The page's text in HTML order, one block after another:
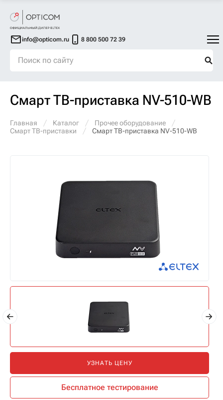
info@opticom.ru 8 800 500 72 39
Смарт ТВ-приставка NV-510-WB
Главная Каталог
Прочее оборудование
Смарт ТВ-приставки
Смарт ТВ-приставка NV-510-WB
УЗНАТЬ ЦЕНУ
Бесплатное тестирование